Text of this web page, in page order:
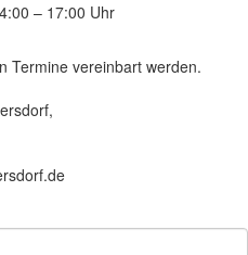
– 17:00 Uhr
Termine vereinbart werden.